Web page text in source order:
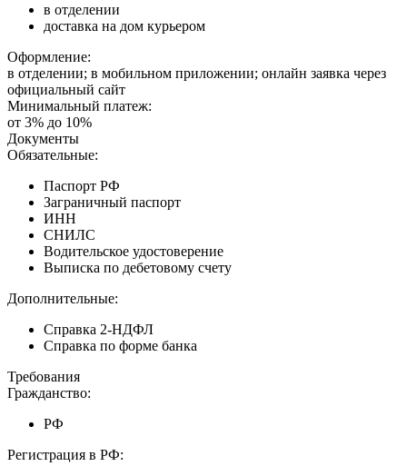
в отделении
доставка на дом курьером
Оформление:
в отделении; в мобильном приложении; онлайн заявка через
официальный сайт
Минимальный платеж:
от 3% до 10%
Документы
Обязательные:
Паспорт РФ
Заграничный паспорт
ИНН
СНИЛС
Водительское удостоверение
Выписка по дебетовому счету
Дополнительные:
Справка 2-НДФЛ
Справка по форме банка
Требования
Гражданство:
РФ
Регистрация в РФ: